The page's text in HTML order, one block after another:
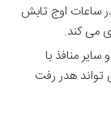
ساعات اوج تابش
می کند.
منافذ با
تواند هدر رفت